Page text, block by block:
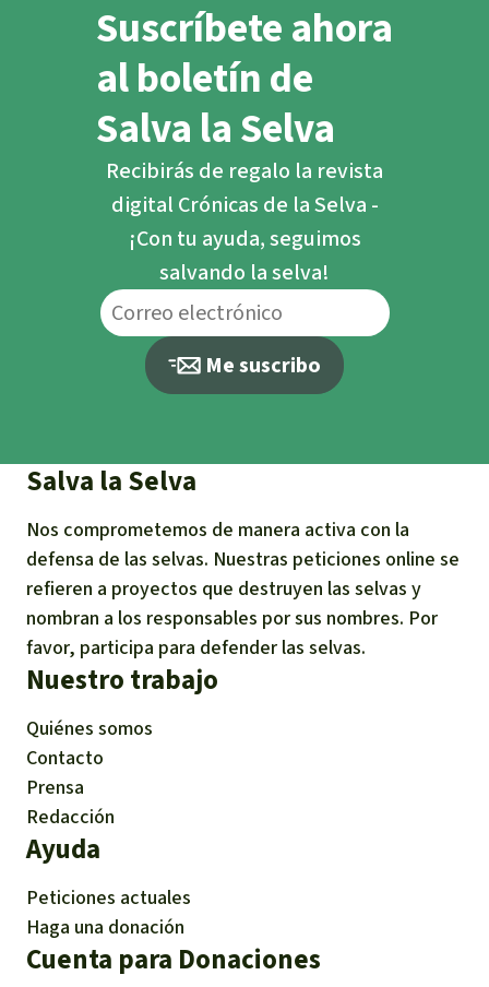
Suscríbete ahora
al boletín de
Salva la Selva
Recibirás de regalo la revista
digital Crónicas de la Selva -
¡Con tu ayuda, seguimos
salvando la selva!
Me suscribo
Salva la Selva
Nos comprometemos de manera activa con la
defensa de las selvas. Nuestras peticiones online se
refieren a proyectos que destruyen las selvas y
nombran a los responsables por sus nombres. Por
favor, participa para defender las selvas.
Nuestro trabajo
Quiénes somos
Contacto
Prensa
Redacción
Ayuda
Peticiones actuales
Haga una donación
Cuenta para Donaciones